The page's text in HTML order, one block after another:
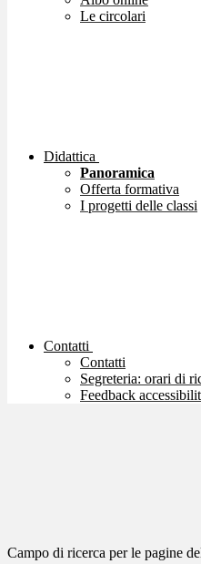
Le circolari
Didattica
Panoramica
Offerta formativa
I progetti delle classi
Contatti
Contatti
Segreteria: orari di
Feedback
Campo di ricerca per le pagine